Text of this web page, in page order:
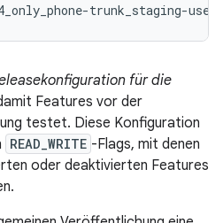
für die
Features vor der
testet. Diese Konfiguration
READ_WRITE -Flags, mit denen
oder deaktivierten Features